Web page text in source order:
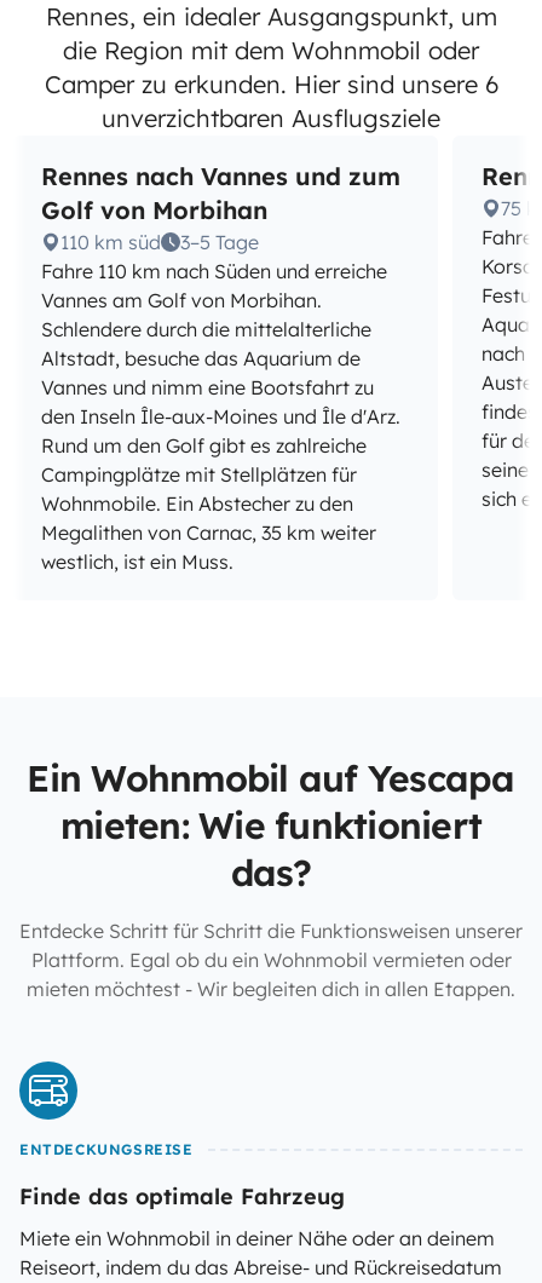
Rennes, ein idealer Ausgangspunkt, um
die Region mit dem Wohnmobil oder
Camper zu erkunden. Hier sind unsere 6
unverzichtbaren Ausflugsziele
Rennes nach Vannes und zum
Golf von Morbihan
110 km süd
3–5 Tage
Fahre 110 km nach Süden und erreiche
Vannes am Golf von Morbihan.
Schlendere durch die mittelalterliche
Altstadt, besuche das Aquarium de
Vannes und nimm eine Bootsfahrt zu
den Inseln Île-aux-Moines und Île d'Arz.
Rund um den Golf gibt es zahlreiche
Campingplätze mit Stellplätzen für
Wohnmobile. Ein Abstecher zu den
Megalithen von Carnac, 35 km weiter
westlich, ist ein Muss.
75
Fahre
nach
für
sich
Ein Wohnmobil auf Yescapa
mieten: Wie funktioniert
das?
Entdecke Schritt für Schritt die Funktionsweisen unserer
Plattform. Egal ob du ein Wohnmobil vermieten oder
mieten möchtest - Wir begleiten dich in allen Etappen.
ENTDECKUNGSREISE
Finde das optimale Fahrzeug
Miete ein Wohnmobil in deiner Nähe oder an deinem
Reiseort, indem du das Abreise- und Rückreisedatum